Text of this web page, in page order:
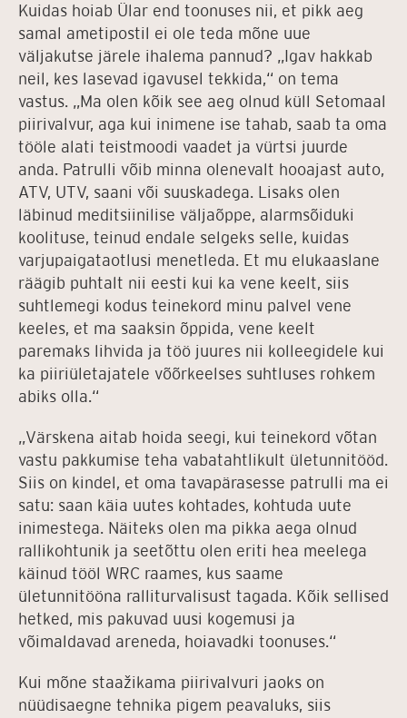
Kuidas hoiab Ülar end toonuses nii, et pikk aeg
samal ametipostil ei ole teda mõne uue
väljakutse järele ihalema pannud? „Igav hakkab
neil, kes lasevad igavusel tekkida,“ on tema
vastus. „Ma olen kõik see aeg olnud küll Setomaal
piirivalvur, aga kui inimene ise tahab, saab ta oma
tööle alati teistmoodi vaadet ja vürtsi juurde
anda. Patrulli võib minna olenevalt hooajast auto,
ATV, UTV, saani või suuskadega. Lisaks olen
läbinud meditsiinilise väljaõppe, alarmsõiduki
koolituse, teinud endale selgeks selle, kuidas
varjupaigataotlusi menetleda. Et mu elukaaslane
räägib puhtalt nii eesti kui ka vene keelt, siis
suhtlemegi kodus teinekord minu palvel vene
keeles, et ma saaksin õppida, vene keelt
paremaks lihvida ja töö juures nii kolleegidele kui
ka piiriületajatele võõrkeelses suhtluses rohkem
abiks olla.“
„Värskena aitab hoida seegi, kui teinekord võtan
vastu pakkumise teha vabatahtlikult ületunnitööd.
Siis on kindel, et oma tavapärasesse patrulli ma ei
satu: saan käia uutes kohtades, kohtuda uute
inimestega. Näiteks olen ma pikka aega olnud
rallikohtunik ja seetõttu olen eriti hea meelega
käinud tööl WRC raames, kus saame
ületunnitööna ralliturvalisust tagada. Kõik sellised
hetked, mis pakuvad uusi kogemusi ja
võimaldavad areneda, hoiavadki toonuses.“
Kui mõne staažikama piirivalvuri jaoks on
nüüdisaegne tehnika pigem peavaluks, siis